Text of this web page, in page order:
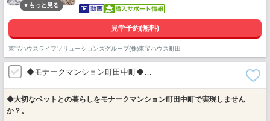
見学予約(無料)
東宝ハウスライフソリューションズグループ(株)東宝ハウス町田
◆モナークマンション町田中町◆…
◆大切なペットとの暮らしをモナークマンション町田中町で実現しません
か？。